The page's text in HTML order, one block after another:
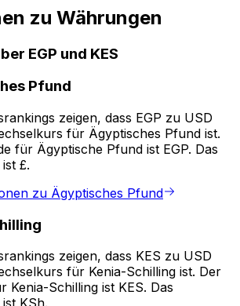
zu Währungen
EGP und KES
Pfund
zeigen, dass EGP zu USD
für Ägyptisches Pfund ist.
für Ägyptische Pfund ist EGP. Das
£.
zu Ägyptisches Pfund
zeigen, dass KES zu USD
für Kenia-Schilling ist. Der
Kenia-Schilling ist KES. Das